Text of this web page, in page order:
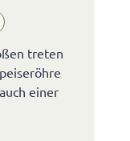
treten
einer